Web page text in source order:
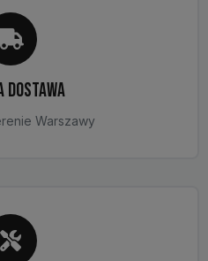
DOSTAWA
Warszawy